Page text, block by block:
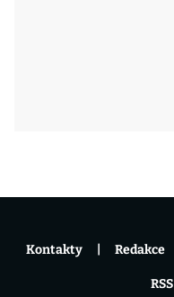
Kontakty Redakce
RSS